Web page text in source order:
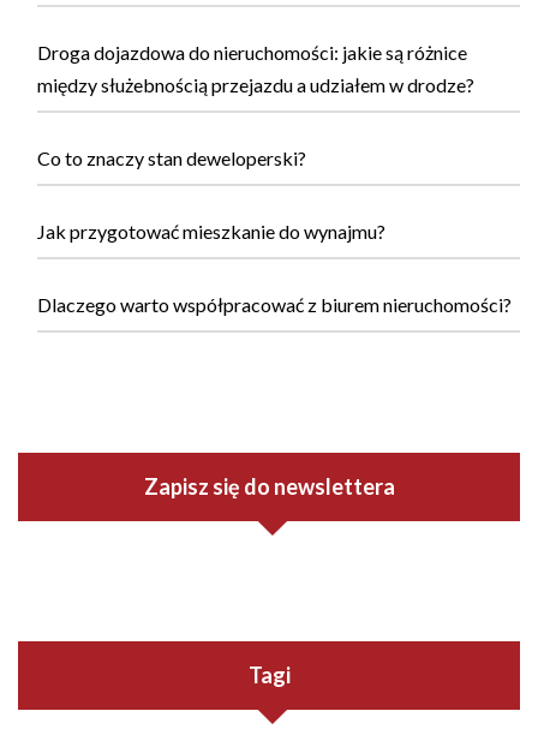
Droga dojazdowa do nieruchomości: jakie są różnice
między służebnością przejazdu a udziałem w drodze?
Co to znaczy stan deweloperski?
Jak przygotować mieszkanie do wynajmu?
Dlaczego warto współpracować z biurem nieruchomości?
Zapisz się do newslettera
Tagi